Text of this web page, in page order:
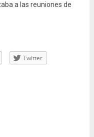
a las reuniones de
Twitter